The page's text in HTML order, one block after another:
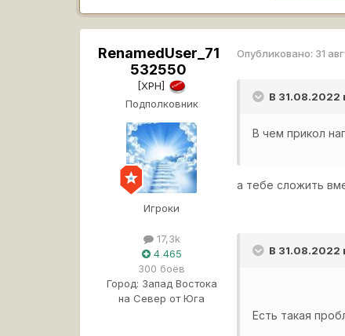
RenamedUser_71
532550
[XPH]
Подполковник
Игроки
17,3k
4 465
300 боёв
Город: Запад Востока
на Север от Юга
Опубликовано: 31
В 31.08.2022
В чем прикол
а тебе сложить
В 31.08.2022
Есть такая